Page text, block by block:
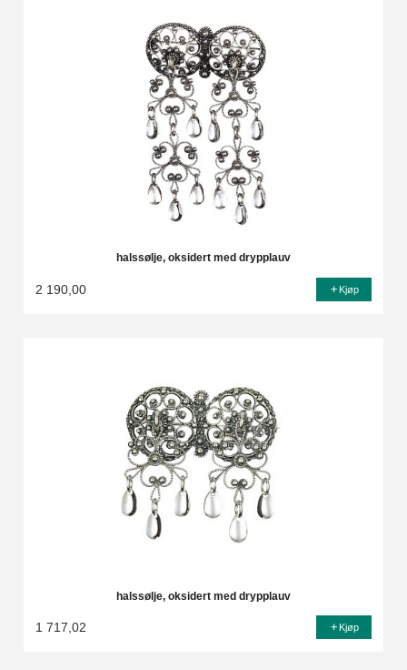
halssølje, oksidert med drypplauv
2 190,00 Kjøp
halssølje, oksidert med drypplauv
1 717,02 Kjøp